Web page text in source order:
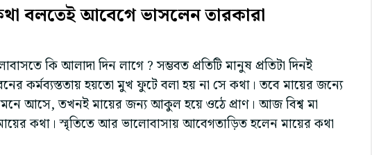
বলতেই আবেগে ভাসলেন তারকারা
কি আলাদা দিন লাগে ? সম্ভবত প্রতিটি মানুষ প্রতিটা দিনই
কর্মব্যস্ততায় হয়তো মুখ ফুটে বলা হয় না সে কথা। তবে মায়ের জন্যে
আসে, তখনই মায়ের জন্য আকুল হয়ে ওঠে প্রাণ। আজ বিশ্ব মা
কথা। স্মৃতিতে আর ভালোবাসায় আবেগতাড়িত হলেন মায়ের কথা